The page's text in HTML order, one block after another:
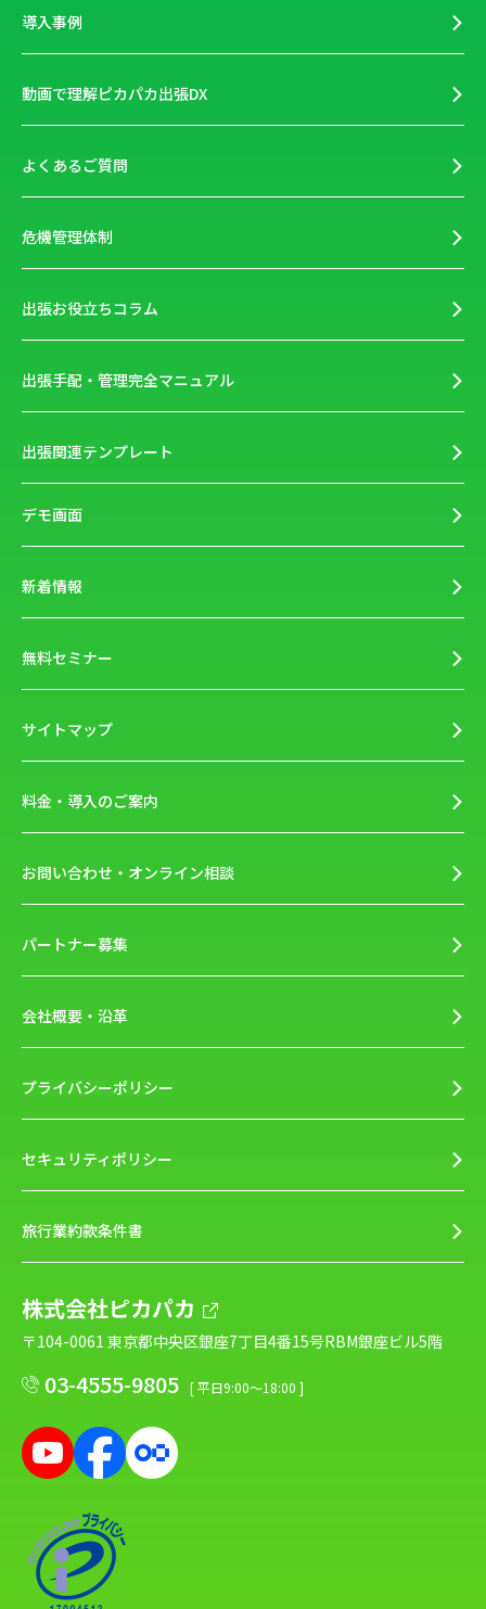
導入事例
動画で理解ピカパカ出張DX
よくあるご質問
危機管理体制
出張お役立ちコラム
出張手配・管理完全マニュアル
出張関連テンプレート
デモ画面
新着情報
無料セミナー
サイトマップ
料金・導入のご案内
お問い合わせ・オンライン相談
パートナー募集
会社概要・沿革
プライバシーポリシー
セキュリティポリシー
旅行業約款条件書
株式会社ピカパカ
〒104-0061 東京都中央区銀座7丁目4番15号RBM銀座ビル5階
03-4555-9805 [ 平日9:00～18:00 ]